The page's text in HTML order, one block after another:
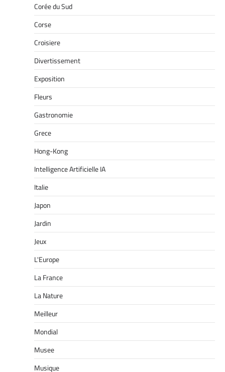
Corée du Sud
Corse
Croisiere
Divertissement
Exposition
Fleurs
Gastronomie
Grece
Hong-Kong
Intelligence Artificielle IA
Italie
Japon
Jardin
Jeux
L'Europe
La France
La Nature
Meilleur
Mondial
Musee
Musique